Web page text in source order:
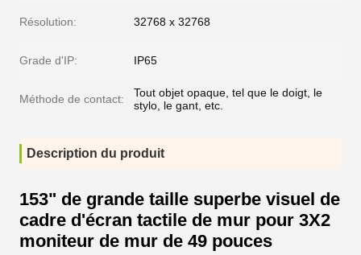
Résolution: 32768 x 32768
Grade d'IP: IP65
Méthode de contact:
Tout objet opaque, tel que le doigt, le
stylo, le gant, etc.
Description du produit
153" de grande taille superbe visuel de
cadre d'écran tactile de mur pour 3X2
moniteur de mur de 49 pouces